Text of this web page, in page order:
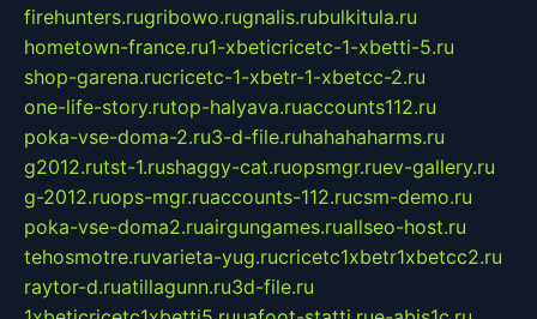
firehunters.rugribowo.rugnalis.rubulkitula.ru
hometown-france.ru1-xbeticricetc-1-xbetti-5.ru
shop-garena.rucricetc-1-xbetr-1-xbetcc-2.ru
one-life-story.rutop-halyava.ruaccounts112.ru
poka-vse-doma-2.ru3-d-file.ruhahahaharms.ru
g2012.rutst-1.rushaggy-cat.ruopsmgr.ruev-gallery.ru
g-2012.ruops-mgr.ruaccounts-112.rucsm-demo.ru
poka-vse-doma2.ruairgungames.ruallseo-host.ru
tehosmotre.ruvarieta-yug.rucricetc1xbetr1xbetcc2.ru
raytor-d.ruatillagunn.ru3d-file.ru